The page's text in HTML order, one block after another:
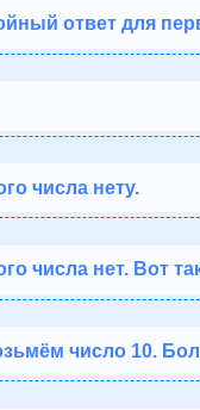
ответ для
числа нету.
числа нет. Вот
число 10.